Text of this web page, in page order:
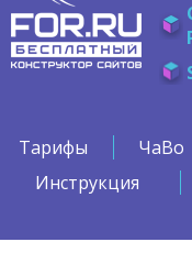
Тарифы ЧаВо
Инструкция